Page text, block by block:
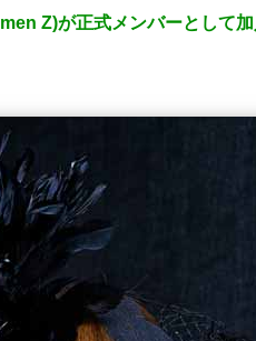
men Z)が正式メンバーとして